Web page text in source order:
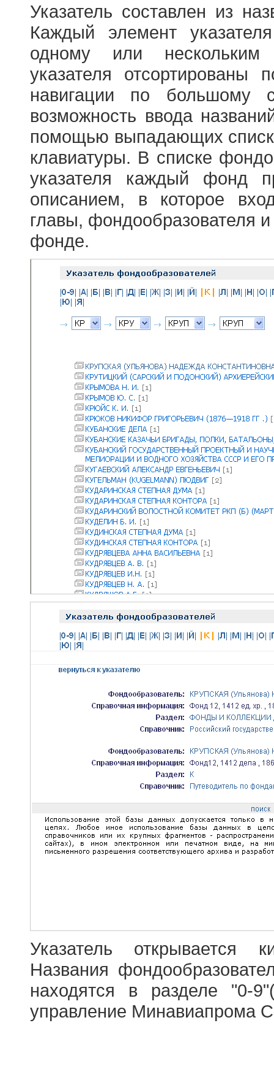
Указатель составлен из
Каждый элемент
одному или
указателя отсортированы
навигации по большому
возможность ввода
помощью выпадающих
клавиатуры. В списке
указателя каждый фонд
описанием, в которое
главы, фондообразователя
фонде.
Указатель открывается
Названия
находятся в разделе "0-
управление Минавиапрома